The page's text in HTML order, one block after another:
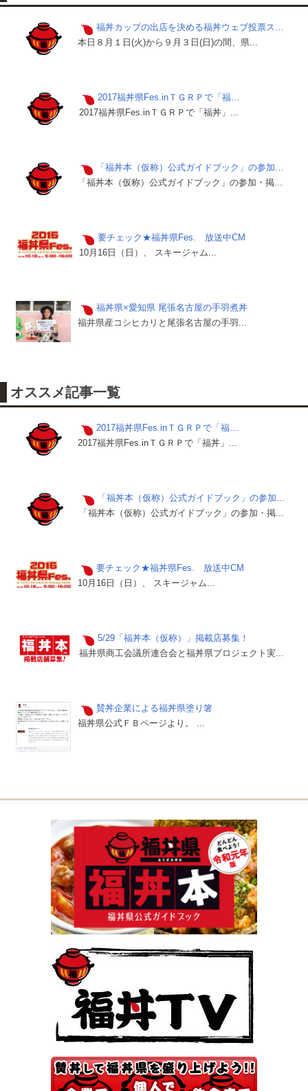
福丼カップの出店を決める福丼ウェブ投票ス…
本日８月１日(火)から９月３日(日)の間、県...
2017福丼県Fes.inＴＧＲＰで「福…
2017福丼県Fes.inＴＧＲＰで「福丼」...
「福丼本（仮称）公式ガイドブック」の参加…
「福丼本（仮称）公式ガイドブック」の参加・掲...
要チェック★福丼県Fes. 放送中CM
10月16日（日）、 スキージャム...
福丼県×愛知県 尾張名古屋の手羽煮丼
福井県産コシヒカリと尾張名古屋の手羽...
オススメ記事一覧
2017福丼県Fes.inＴＧＲＰで「福…
2017福丼県Fes.inＴＧＲＰで「福丼」...
「福丼本（仮称）公式ガイドブック」の参加…
「福丼本（仮称）公式ガイドブック」の参加・掲...
要チェック★福丼県Fes. 放送中CM
10月16日（日）、 スキージャム...
5/29「福丼本（仮称）」掲載店募集！
福井県商工会議所連合会と福丼県プロジェクト実...
賛丼企業による福丼県塗り箸
福丼県公式ＦＢページより。 ...